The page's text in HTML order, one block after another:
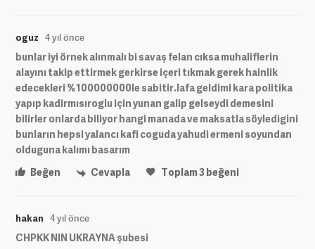
oguz 4 yıl önce
bunlar iyi örnek alınmalı bi savaş felan cıksa muhaliflerin
alayını takip ettirmek gerkirse içeri tıkmak gerek hainlik
edecekleri %100000000le sabitir.lafa geldimi kara politika
yapıp kadirmısıroglu için yunan galip gelseydi demesini
bilirler onlarda biliyor hangi manada ve maksatla söyledigini
bunların hepsi yalancı kafi coguda yahudi ermeni soyundan
olduguna kalımı basarım
Beğen
Cevapla Toplam3beğeni
hakan 4 yıl önce
CHPKK NIN UKRAYNA şubesi